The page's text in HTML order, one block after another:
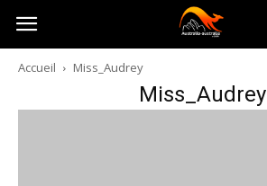
Australia-
australie.com
Accueil Miss_Audrey
Miss_Audrey